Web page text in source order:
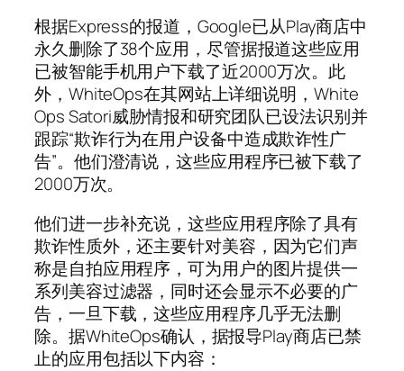
根据Express的报道，Google已从Play商店中
永久删除了38个应用，尽管据报道这些应用
已被智能手机用户下载了近2000万次。此
外，WhiteOps在其网站上详细说明，White
Ops Satori威胁情报和研究团队已设法识别并
跟踪“欺诈行为在用户设备中造成欺诈性广
告”。他们澄清说，这些应用程序已被下载了
2000万次。
他们进一步补充说，这些应用程序除了具有
欺诈性质外，还主要针对美容，因为它们声
称是自拍应用程序，可为用户的图片提供一
系列美容过滤器，同时还会显示不必要的广
告，一旦下载，这些应用程序几乎无法删
除。据WhiteOps确认，据报导Play商店已禁
止的应用包括以下内容：